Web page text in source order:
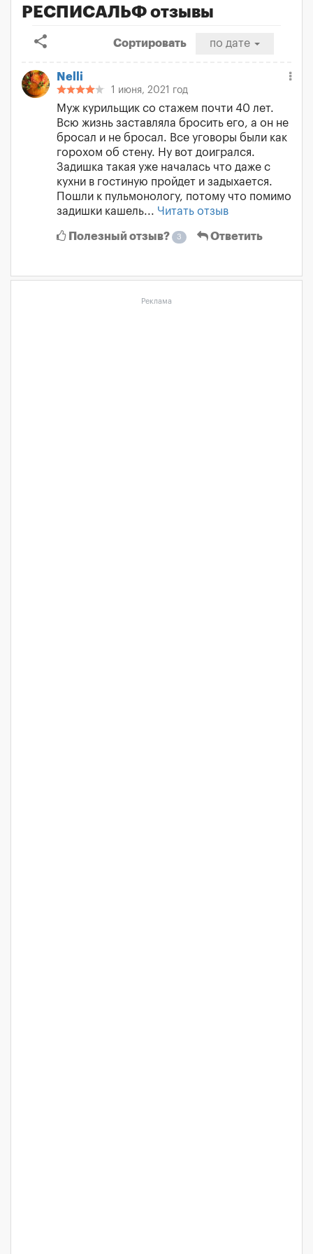
РЕСПИСАЛЬФ отзывы
share
Сортировать по дате
Nelli
1 июня, 2021 год
Муж курильщик со стажем почти 40 лет.
Всю жизнь заставляла бросить его, а он не
бросал и не бросал. Все уговоры были как
горохом об стену. Ну вот доигрался.
Задишка такая уже началась что даже с
кухни в гостиную пройдет и задыхается.
Пошли к пульмонологу, потому что помимо
задишки кашель... Читать отзыв
Полезный отзыв? 3 Ответить
Реклама